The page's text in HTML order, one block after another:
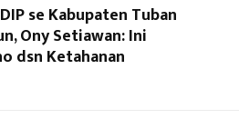
se Kabupaten Tuban
Ony Setiawan: Ini
dsn Ketahanan